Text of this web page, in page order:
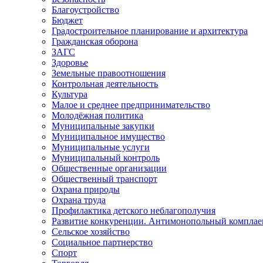
Благоустройство
Бюджет
Градостроительное планирование и архитектура
Гражданская оборона
ЗАГС
Здоровье
Земельные правоотношения
Контрольная деятельность
Культура
Малое и среднее предпринимательство
Молодёжная политика
Муниципальные закупки
Муниципальное имущество
Муниципальные услуги
Муниципальный контроль
Общественные организации
Общественный транспорт
Охрана природы
Охрана труда
Профилактика детского неблагополучия
Развитие конкуренции. Антимонопольный
Сельское хозяйство
Социальное партнерство
Спорт